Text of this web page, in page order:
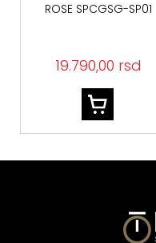
ROSE SPCGSG-SP01
19.790,00 rsd